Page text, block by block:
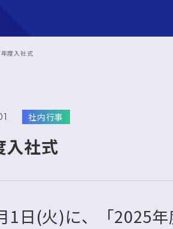
度入社式
社内行事
社式
1日(火)に、「2025